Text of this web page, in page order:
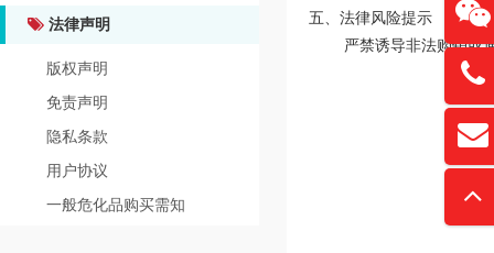
法律声明
版权声明
免责声明
隐私条款
用户协议
一般危化品购买需知
‌五、法律风险提示‌
严禁诱导非法购销或通
扫